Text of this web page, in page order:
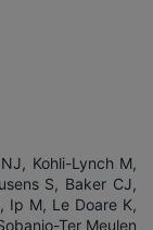
Kohli-Lynch M,
S, Baker CJ,
Ip M, Le Doare K,
Ter Meulen